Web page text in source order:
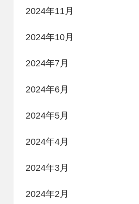
2024年11月
2024年10月
2024年7月
2024年6月
2024年5月
2024年4月
2024年3月
2024年2月